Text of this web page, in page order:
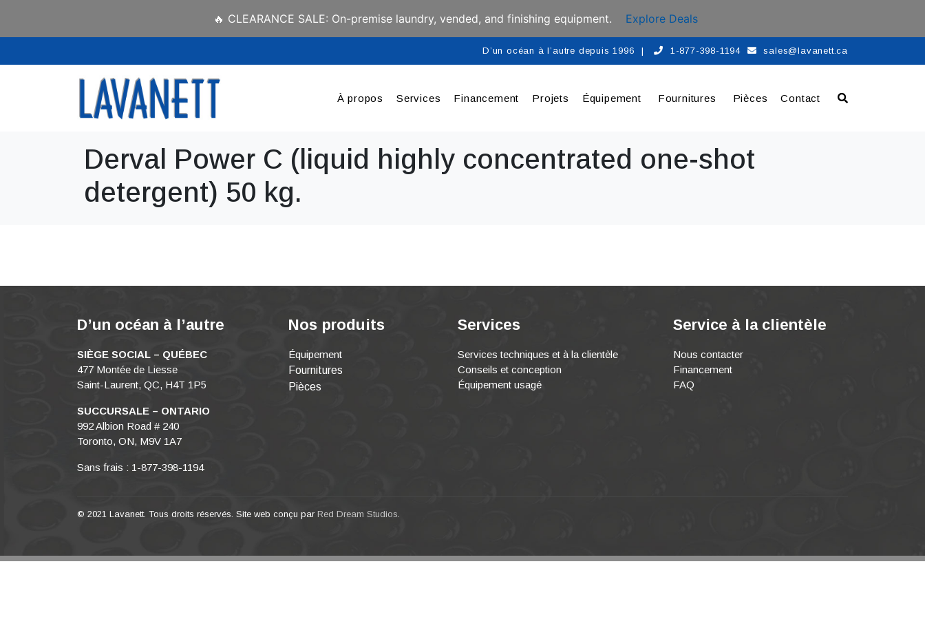
🔥 CLEARANCE SALE: On-premise laundry, vended, and finishing equipment. Explore Deals
D’un océan à l’autre depuis 1996 | 1-877-398-1194 sales@lavanett.ca
À propos Services Financement Projets Équipement Fournitures Pièces Contact
Derval Power C (liquid highly concentrated one-shot
detergent) 50 kg.
D’un océan à l’autre
SIÈGE SOCIAL – QUÉBEC
477 Montée de Liesse
Saint-Laurent, QC, H4T 1P5
SUCCURSALE – ONTARIO
992 Albion Road # 240
Toronto, ON, M9V 1A7
Sans frais : 1-877-398-1194
Nos produits
Équipement
Fournitures
Pièces
Services
Services techniques et à la clientèle
Conseils et conception
Équipement usagé
Service à la clientèle
Nous contacter
Financement
FAQ
© 2021 Lavanett. Tous droits réservés. Site web conçu par Red Dream Studios.